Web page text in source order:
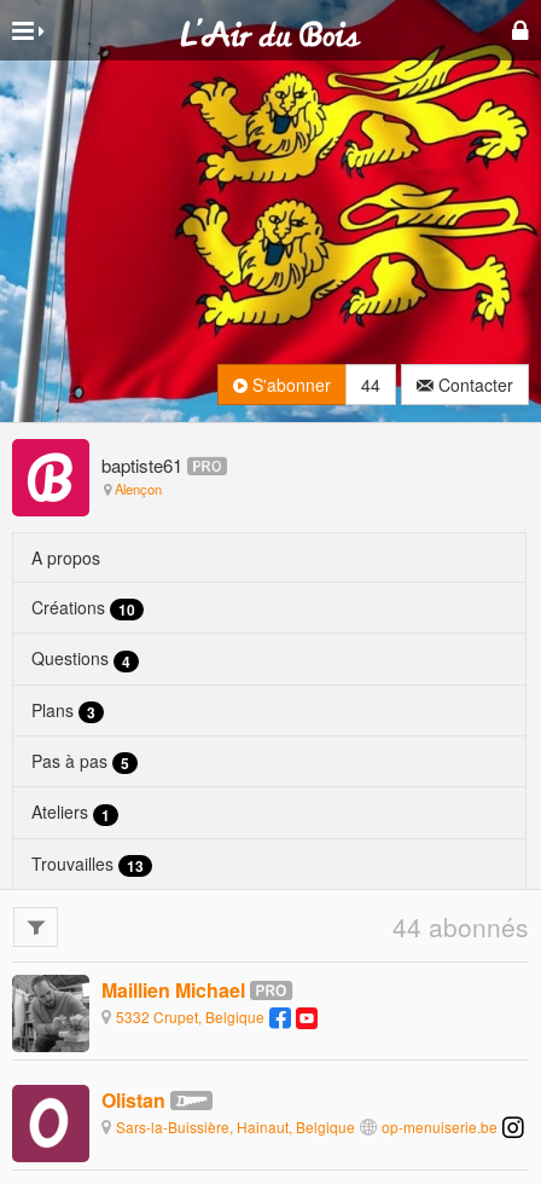
baptiste61
Alençon
S'abonner 44 Contacter
A propos
Créations 10
Questions 4
Plans 3
Pas à pas 5
Ateliers 1
Trouvailles 13
44 abonnés
Maillien Michael
5332 Crupet, Belgique
Olistan
Sars-la-Buissière, Hainaut, Belgique op-menuiserie.be